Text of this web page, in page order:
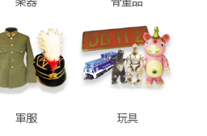
軍服 玩具